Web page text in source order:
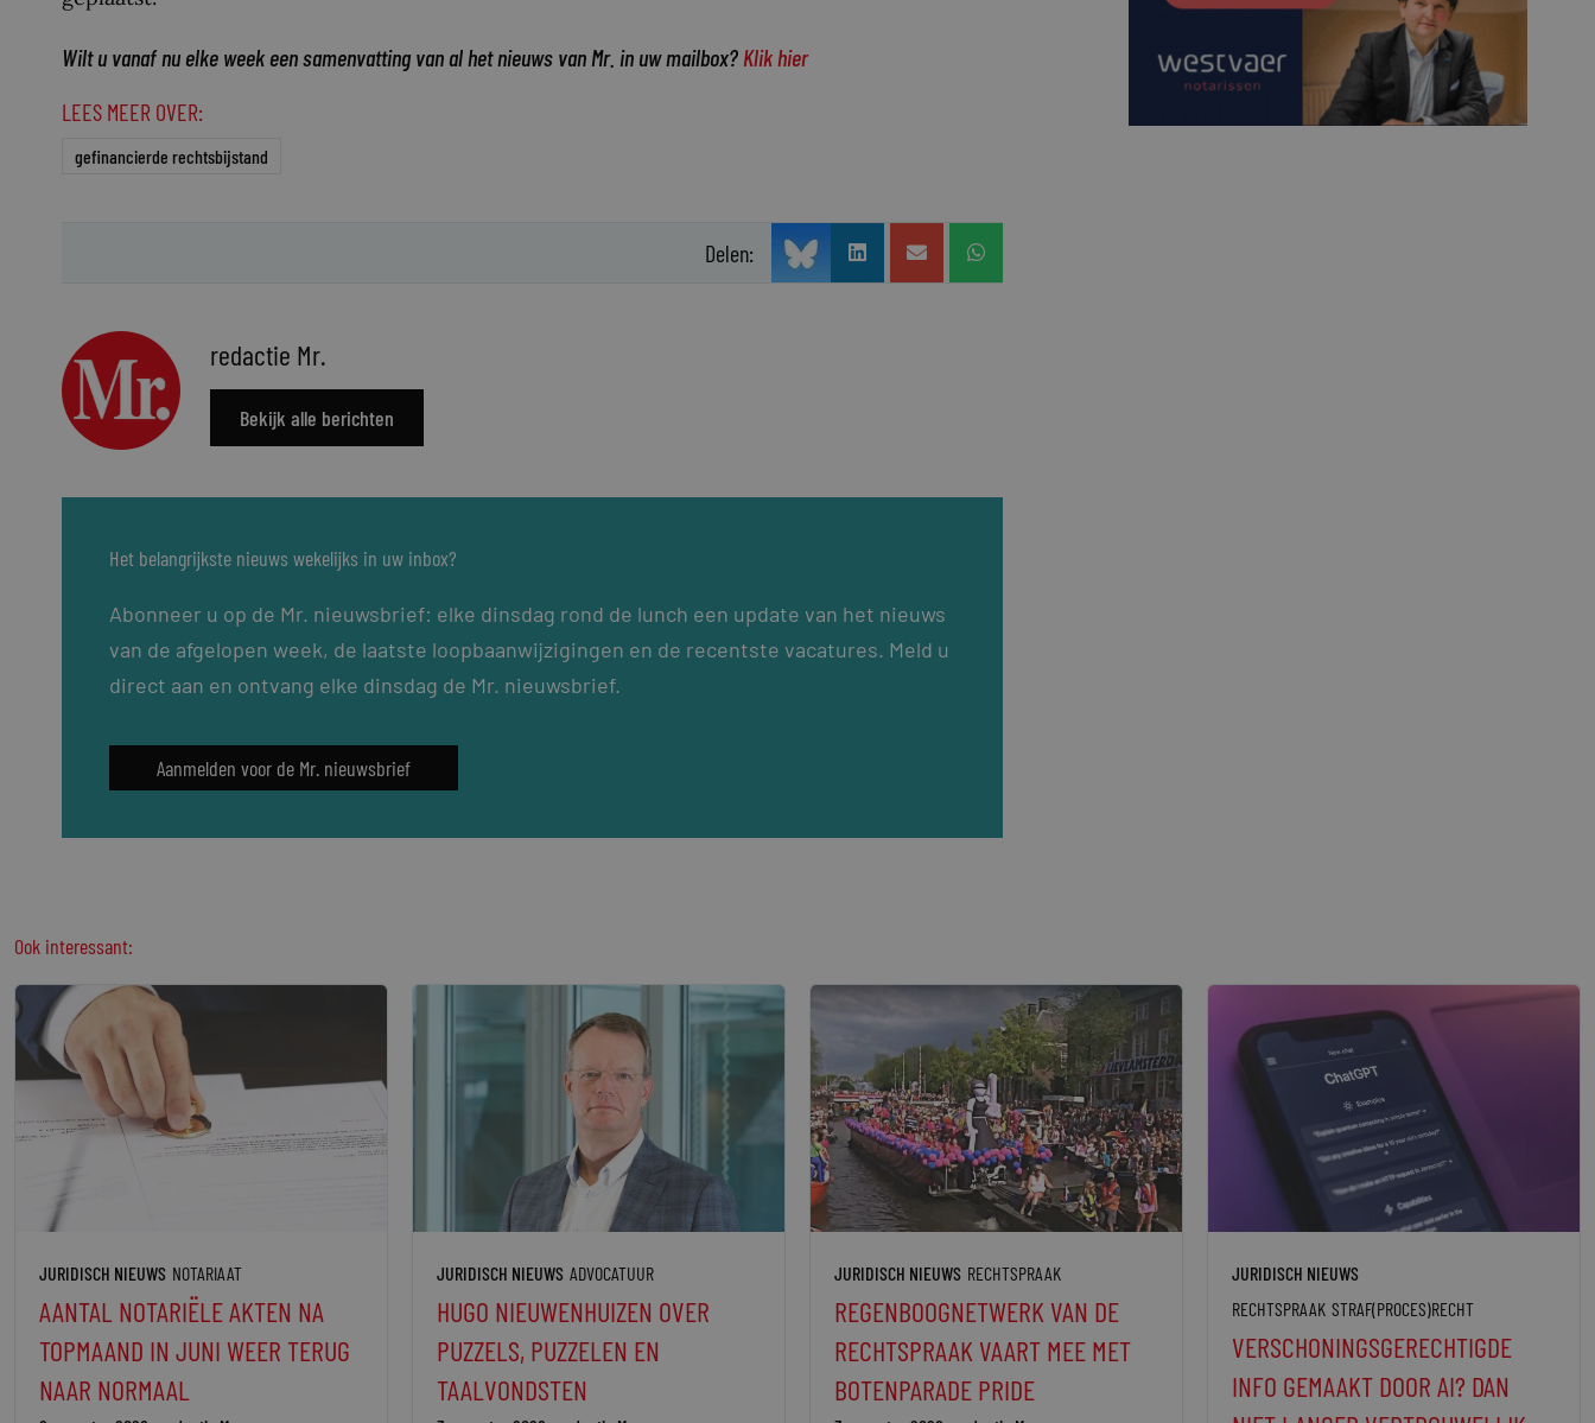
Wilt u vanaf nu elke week een samenvatting van al het nieuws van Mr. in uw mailbox? Klik hier
LEES MEER OVER:
gefinancierde rechtsbijstand
Delen:
redactie Mr.
Bekijk alle berichten
Het belangrijkste nieuws wekelijks in uw inbox?
Abonneer u op de Mr. nieuwsbrief: elke dinsdag rond de lunch een update van het nieuws
van de afgelopen week, de laatste loopbaanwijzigingen en de recentste vacatures. Meld u
direct aan en ontvang elke dinsdag de Mr. nieuwsbrief.
Aanmelden voor de Mr. nieuwsbrief
Ook interessant:
JURIDISCH NIEUWS NOTARIAAT
AANTAL NOTARIËLE AKTEN NA
TOPMAAND IN JUNI WEER TERUG
NAAR NORMAAL
JURIDISCH NIEUWS ADVOCATUUR
HUGO NIEUWENHUIZEN OVER
PUZZELS, PUZZELEN EN
TAALVONDSTEN
JURIDISCH NIEUWS RECHTSPRAAK
REGENBOOGNETWERK VAN DE
RECHTSPRAAK VAART MEE MET
BOTENPARADE PRIDE
JURIDISCH NIEUWS
RECHTSPRAAK STRAF(PROCES)RECHT
VERSCHONINGSGERECHTIGDE
INFO GEMAAKT DOOR AI? DAN